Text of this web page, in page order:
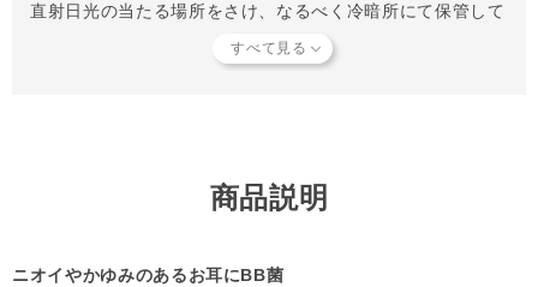
直射日光の当たる場所をさけ、なるべく冷暗所にて保管して
夏場は冷蔵庫での保管をおすすめします。
ない場合がございます。
(「発送予定日のお知らせメール」をお送りする前であれ
商品説明
ニオイやかゆみのあるお耳にBB菌